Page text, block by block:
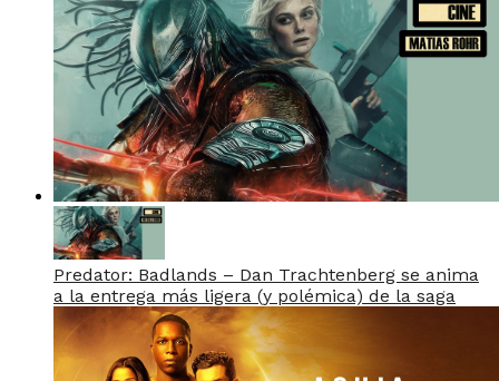
Predator: Badlands – Dan Trachtenberg se anima
a la entrega más ligera (y polémica) de la saga